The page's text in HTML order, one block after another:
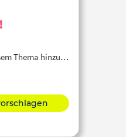
Thema hinzu…